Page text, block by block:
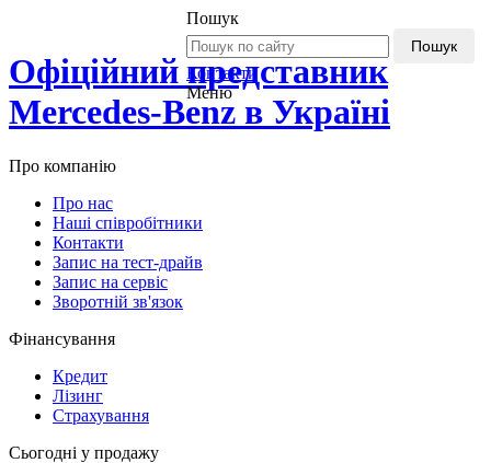
Офіційний представник
Mercedes-Benz в Україні
Пошук
Пошук
Контакти
Меню
Про компанію
Про нас
Наші співробітники
Контакти
Запис на тест-драйв
Запис на сервіс
Зворотній зв'язок
Фінансування
Кредит
Лізинг
Страхування
Сьогодні у продажу